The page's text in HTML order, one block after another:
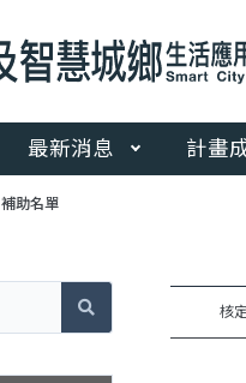
最新消息 計畫
補助名單
核